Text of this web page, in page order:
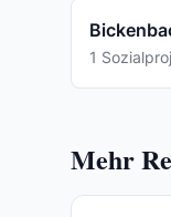
1
Mehr